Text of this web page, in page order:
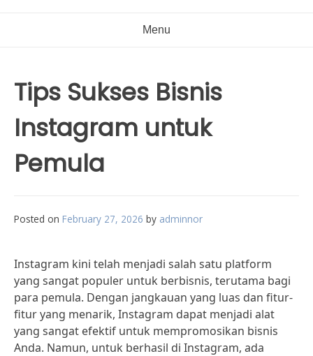
Menu
Tips Sukses Bisnis
Instagram untuk
Pemula
Posted on February 27, 2026 by adminnor
Instagram kini telah menjadi salah satu platform
yang sangat populer untuk berbisnis, terutama bagi
para pemula. Dengan jangkauan yang luas dan fitur-
fitur yang menarik, Instagram dapat menjadi alat
yang sangat efektif untuk mempromosikan bisnis
Anda. Namun, untuk berhasil di Instagram, ada